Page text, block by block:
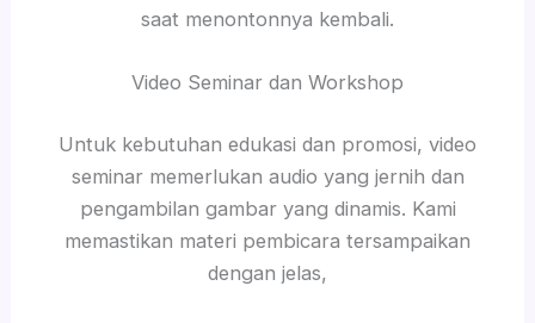
saat menontonnya kembali.
Video Seminar dan Workshop
Untuk kebutuhan edukasi dan promosi, video
seminar memerlukan audio yang jernih dan
pengambilan gambar yang dinamis. Kami
memastikan materi pembicara tersampaikan
dengan jelas,